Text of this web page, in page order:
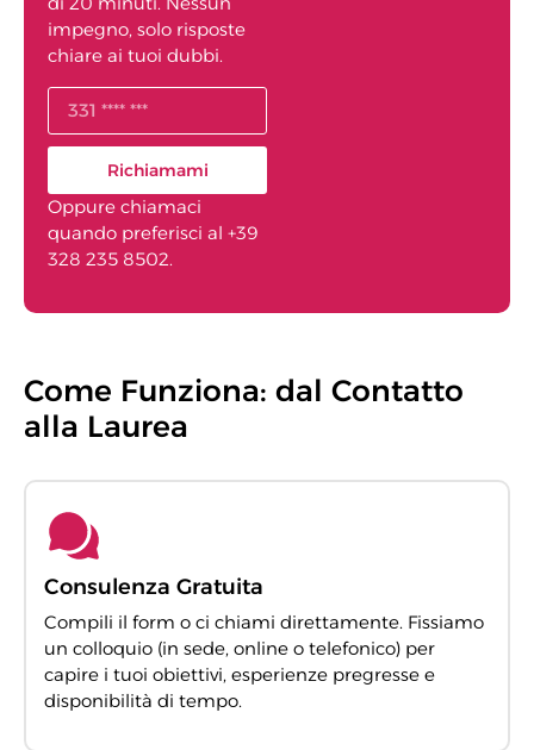
impegno, solo risposte
chiare ai tuoi dubbi.
Richiamami
Oppure chiamaci
quando preferisci al +39
328 235 8502.
Come Funziona: dal Contatto
alla Laurea
Consulenza Gratuita
Compili il form o ci chiami direttamente. Fissiamo
un colloquio (in sede, online o telefonico) per
capire i tuoi obiettivi, esperienze pregresse e
disponibilità di tempo.